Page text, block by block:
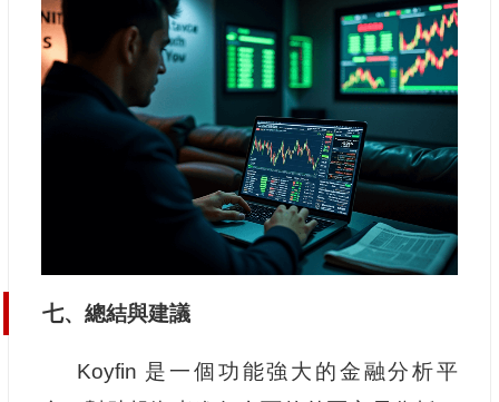
七、總結與建議
Koyfin 是一個功能強大的金融分析平